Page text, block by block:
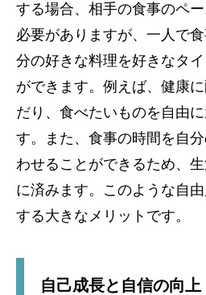
する場合、相手の食事のペ
必要がありますが、一人で
分の好きな料理を好きなタ
ができます。例えば、健康
だり、食べたいものを自由
す。また、食事の時間を自
わせることができるため、
に済みます。このような自
する大きなメリットです。
自己成長と自信の向上